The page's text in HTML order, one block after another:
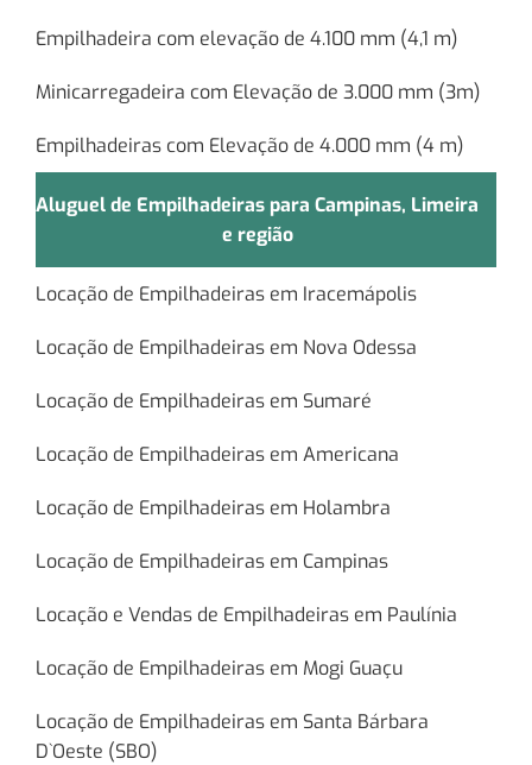
Empilhadeira com elevação de 4.100 mm (4,1 m)
Minicarregadeira com Elevação de 3.000 mm (3m)
Empilhadeiras com Elevação de 4.000 mm (4 m)
Aluguel de Empilhadeiras para Campinas, Limeira
e região
Locação de Empilhadeiras em Iracemápolis
Locação de Empilhadeiras em Nova Odessa
Locação de Empilhadeiras em Sumaré
Locação de Empilhadeiras em Americana
Locação de Empilhadeiras em Holambra
Locação de Empilhadeiras em Campinas
Locação e Vendas de Empilhadeiras em Paulínia
Locação de Empilhadeiras em Mogi Guaçu
Locação de Empilhadeiras em Santa Bárbara
D`Oeste (SBO)